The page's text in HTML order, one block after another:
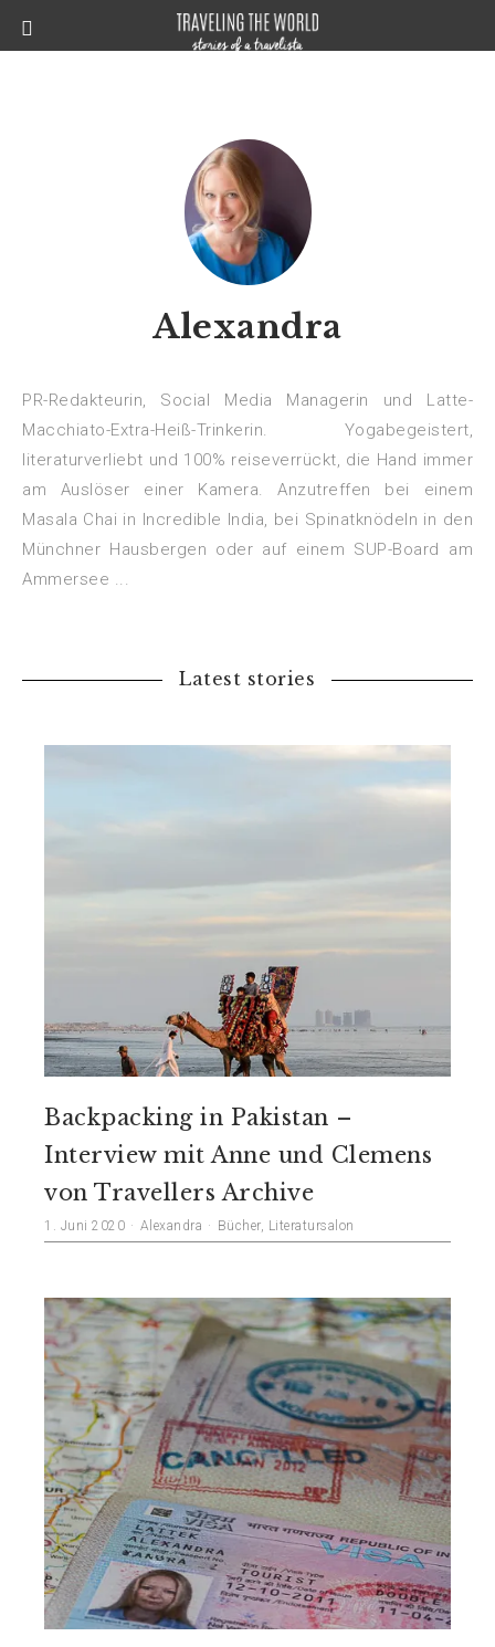
Alexandra
PR-Redakteurin, Social Media Managerin und Latte-
Macchiato-Extra-Heiß-Trinkerin. Yogabegeistert,
literaturverliebt und 100% reiseverrückt, die Hand immer
am Auslöser einer Kamera. Anzutreffen bei einem
Masala Chai in Incredible India, bei Spinatknödeln in den
Münchner Hausbergen oder auf einem SUP-Board am
Ammersee ...
Latest stories
Backpacking in Pakistan –
Interview mit Anne und Clemens
von Travellers Archive
1. Juni 2020 Alexandra Bücher, Literatursalon